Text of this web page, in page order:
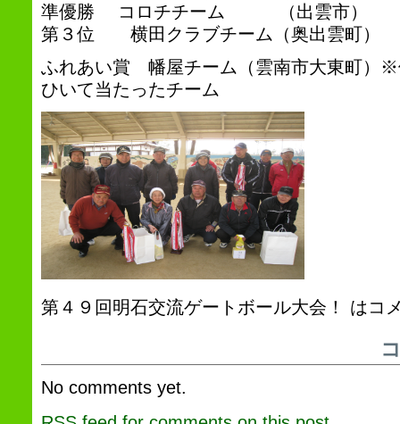
準優勝 コロチチーム （出雲市）
第３位 横田クラブチーム（奥出雲町）
ふれあい賞 幡屋チーム（雲南市大東町）※
ひいて当たったチーム
第４９回明石交流ゲートボール大会！ は コ
No comments yet.